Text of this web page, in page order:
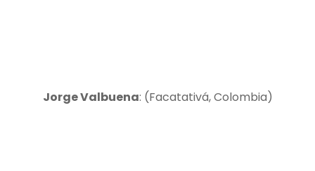
Jorge Valbuena: (Facatativá, Colombia)